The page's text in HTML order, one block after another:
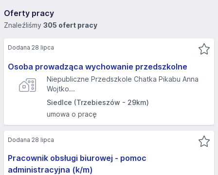
Oferty pracy
Znaleźliśmy 305 ofert pracy
Osoba prowadząca wychowanie przedszkolne
Niepubliczne Przedszkole Chatka Pikabu Anna
Wojtko...
Siedlce (Trzebieszów - 29km)
umowa o pracę
Dodana 28 lipca
Pracownik obsługi biurowej - pomoc
administracyjna (k/m)
Dodana 28 lipca